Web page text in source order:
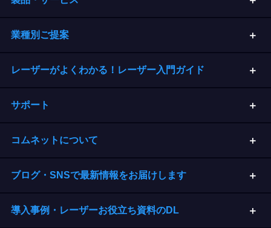
業種別ご提案
レーザーがよくわかる！レーザー入門ガイド
サポート
コムネットについて
ブログ・SNSで最新情報をお届けします
導入事例・レーザーお役立ち資料のDL